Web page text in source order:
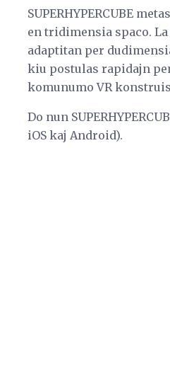
SUPERHYPERCUBE
en tridimensia spaco.
adaptitan per
kiu postulas rapidajn
komunumo VR
Do nun
iOS kaj Android).